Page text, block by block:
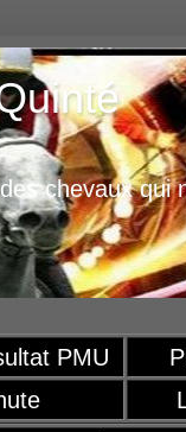
chevaux qui
PMU